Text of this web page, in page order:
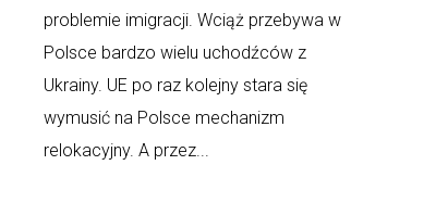
problemie imigracji. Wciąż przebywa w
Polsce bardzo wielu uchodźców z
Ukrainy. UE po raz kolejny stara się
wymusić na Polsce mechanizm
relokacyjny. A przez...